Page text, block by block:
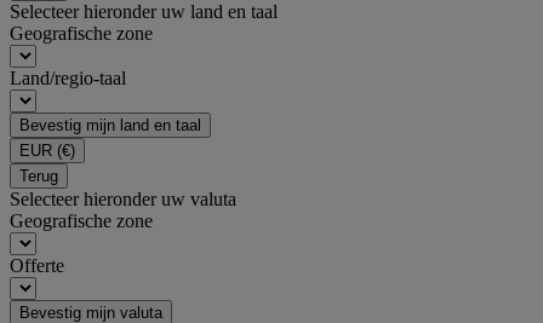
Selecteer hieronder uw land en taal
Geografische zone
Land/regio-taal
Bevestig mijn land en taal
EUR (€)
Terug
Selecteer hieronder uw valuta
Geografische zone
Offerte
Bevestig mijn valuta